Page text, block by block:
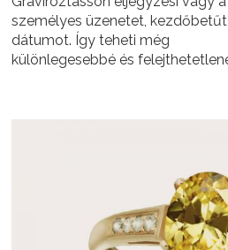
személyes üzenetet,
dátumot. Így teheti még
különlegesebbé és